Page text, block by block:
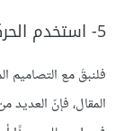
5- استخدم الحركات كالعنصر الذي يجعلك فريدًا
فلنبقَ مع التصاميم
المقال، فإنّ العديد